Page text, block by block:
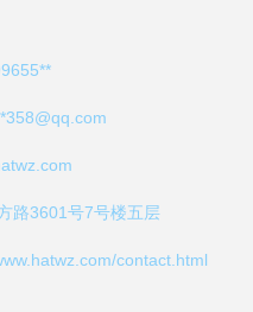
358@qq.com
路3601号7号楼五层
contact.html